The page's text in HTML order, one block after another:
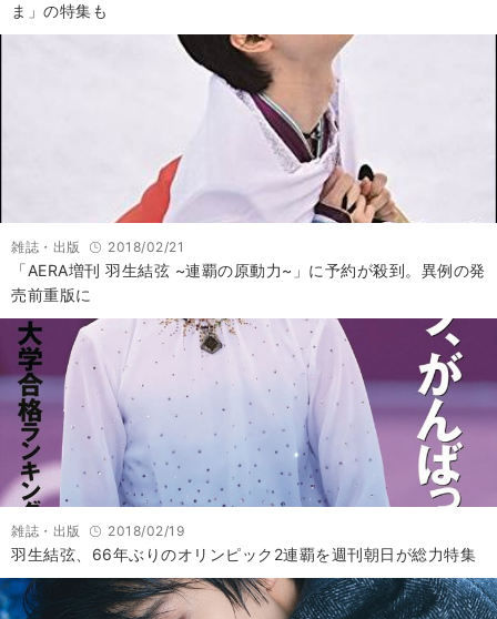
ま」の特集も
雑誌・出版 2018/02/21
「AERA増刊 羽生結弦 ~連覇の原動力~」に予約が殺到。異例の発
売前重版に
雑誌・出版 2018/02/19
羽生結弦、66年ぶりのオリンピック2連覇を週刊朝日が総力特集